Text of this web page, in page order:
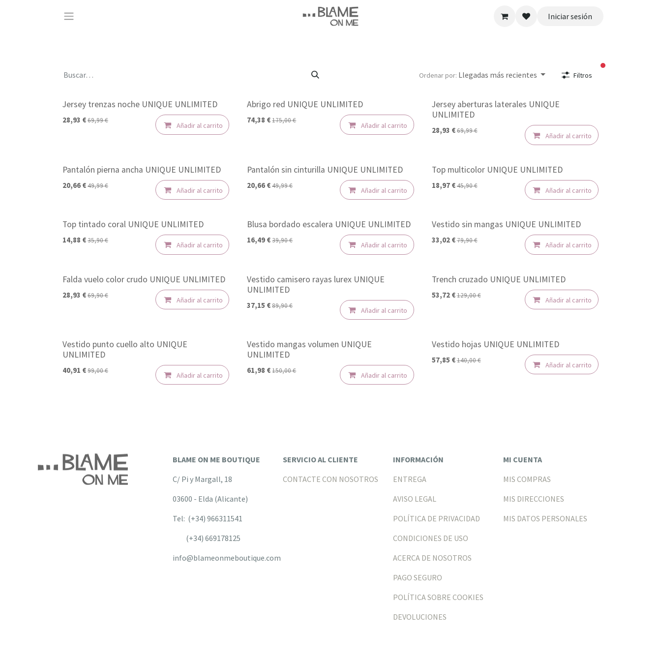
Iniciar sesión
Ordenar por: Llegadas más recientes Filtros filtros activos
-50%
Jersey trenzas noche UNIQUE UNLIMITED
28,93 €69,99€
Añadir al carrito
-50%
Abrigo red UNIQUE UNLIMITED
74,38 €175,00€
Añadir al carrito
-50%
Jersey aberturas laterales UNIQUE
UNLIMITED
28,93 €69,99€
Añadir al carrito
-50%
Pantalón pierna ancha UNIQUE UNLIMITED
20,66 €49,99€
Añadir al carrito
-50%
Pantalón sin cinturilla UNIQUE UNLIMITED
20,66 €49,99€
Añadir al carrito
-50%
Top multicolor UNIQUE UNLIMITED
18,97€45,90€
Añadir al carrito
-50%
Top tintado coral UNIQUE UNLIMITED
14,88 €35,90€
Añadir al carrito
-50%
Blusa bordado escalera UNIQUE UNLIMITED
16,49 €39,90€
Añadir al carrito
-50%
Vestido sin mangas UNIQUE UNLIMITED
33,02€79,90€
Añadir al carrito
-50%
Falda vuelo color crudo UNIQUE UNLIMITED
28,93 €69,90€
Añadir al carrito
-50%
Vestido camisero rayas lurex UNIQUE
UNLIMITED
37,15 €89,90€
Añadir al carrito
-50%
Trench cruzado UNIQUE UNLIMITED
53,72€129,00€
Añadir al carrito
-50%
Vestido punto cuello alto UNIQUE
UNLIMITED
40,91 €99,00€
Añadir al carrito
-50%
Vestido mangas volumen UNIQUE
UNLIMITED
61,98 €150,00€
Añadir al carrito
-50%
Vestido hojas UNIQUE UNLIMITED
57,85 €140,00€
Añadir al carrito
BLAME ON ME BOUTIQUE
C/ Pi y Margall, 18
03600 - Elda (Alicante)
Tel: (+34) 966311541
(+34) 669178125
info@blameonmeboutique.com
SERVICIO AL CLIENTE
CONTACTE CON NOSOTROS
INFORMACIÓN
ENTREGA
AVISO LEGAL
POLÍTICA DE PRIVACIDAD
CONDICIONES DE USO
ACERCA DE NOSOTROS
PAGO SEGURO
POLÍTICA SOBRE COOKIES
DEVOLUCIONES
MI CUENTA
MIS COMPRAS
MIS DIRECCIONES
MIS DATOS PERSONALES